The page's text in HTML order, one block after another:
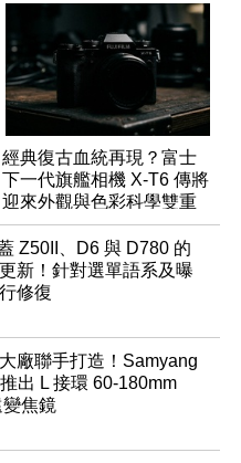
經典復古血統再現？富士
下一代旗艦相機 X-T6 傳將
迎來外觀與色彩科學雙重
優化
Z50II、D6 與 D780 的
新！針對選單語系及曝
修復
廠聯手打造！Samyang
出 L 接環 60-180mm
變焦鏡